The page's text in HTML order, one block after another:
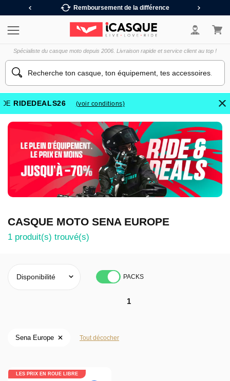
Remboursement de la différence
Spécialiste du casque moto depuis 2006. Livraison rapide et service client au top !
RIDEDEALS26 (voir conditions)
CASQUE MOTO SENA EUROPE
1 produit(s) trouvé(s)
PACKS
1
Sena Europe Tout décocher
LES PRIX EN ROUE LIBRE